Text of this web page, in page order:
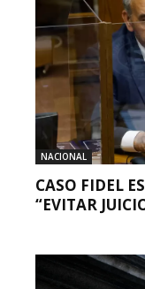
NACIONAL
CASO FIDEL
“EVITAR